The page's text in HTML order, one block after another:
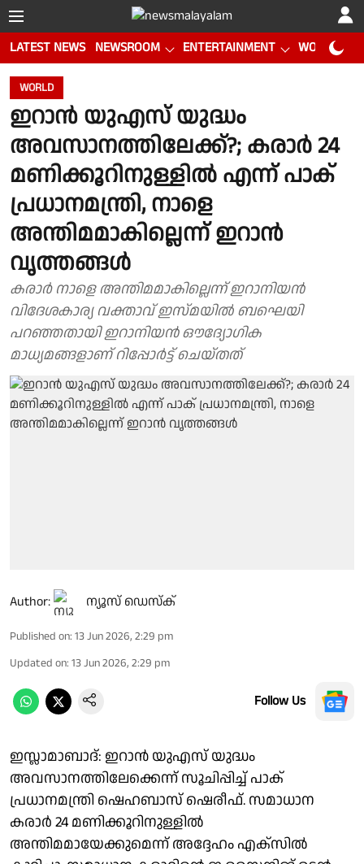
LATEST NEWS NEWSROOM ENTERTAINMENT WORLD CUP
WORLD
ഇറാൻ യുഎസ് യുദ്ധം
അവസാനത്തിലേക്ക്?; കരാർ 24
മണിക്കൂറിനുള്ളിൽ എന്ന് പാക്
പ്രധാനമന്ത്രി, നാളെ
അന്തിമമാകില്ലെന്ന് ഇറാൻ
വൃത്തങ്ങൾ
കരാർ നാളെ അന്തിമമാകില്ലെന്ന് ഇറാനിയൻ
വിദേശകാര്യ വക്താവ് ഇസ്മയിൽ ബഘെയി
പറഞ്ഞതായി ഇറാനിയൻ ഔദ്യോഗിക
മാധ്യമങ്ങളാണ് റിപ്പോർട്ട് ചെയ്തത്
Author: ന്യൂസ് ഡെസ്ക്
Published on: 13 Jun 2026, 2:29 pm
Updated on: 13 Jun 2026, 2:29 pm
Follow Us
ഇസ്ലാമാബാദ്: ഇറാൻ യുഎസ് യുദ്ധം
അവസാനത്തിലേക്കെന്ന് സൂചിപ്പിച്ച് പാക്
പ്രധാനമന്ത്രി ഷെഹബാസ് ഷെരീഫ്. സമാധാന
കരാർ 24 മണിക്കൂറിനുള്ളിൽ
അന്തിമമായേക്കുമെന്ന് അദ്ദേഹം എക്സിൽ